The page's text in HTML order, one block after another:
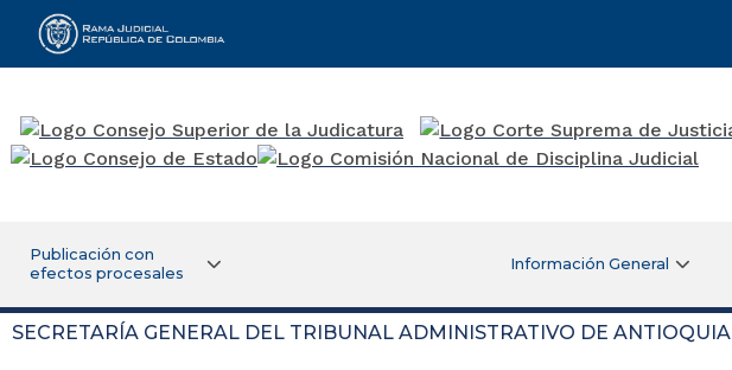
Rama Judicial
Publicación con
efectos procesales
Información General
SECRETARÍA GENERAL DEL TRIBUNAL ADMINISTRATIVO DE ANTIOQUIA